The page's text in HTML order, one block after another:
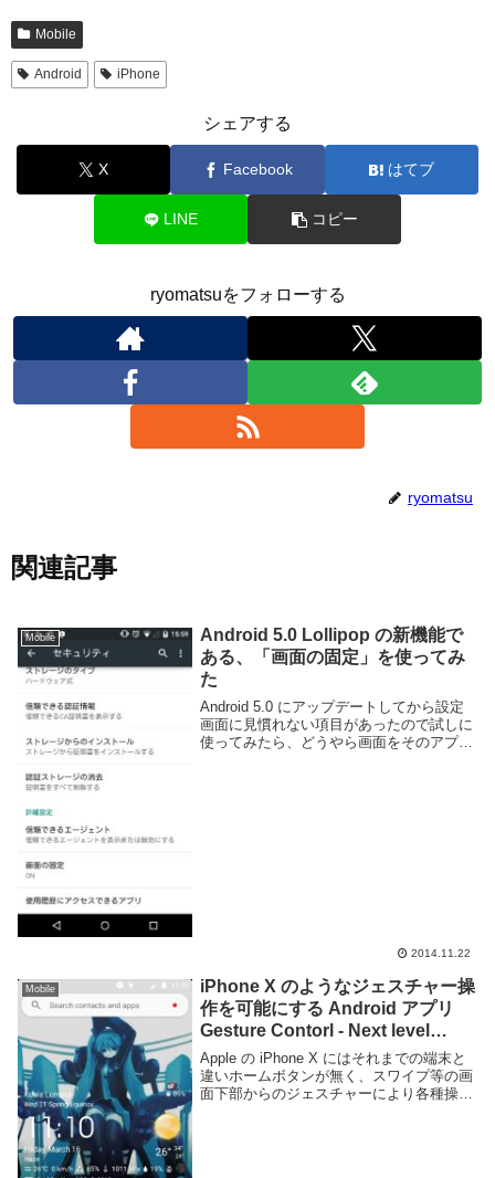
Mobile
Android iPhone
シェアする
X Facebook はてブ
LINE コピー
ryomatsuをフォローする
ryomatsu
関連記事
Mobile
Android 5.0 Lollipop の新機能で
ある、「画面の固定」を使ってみ
た
Android 5.0 にアップデートしてから設定
画面に見慣れない項目があったので試しに
使ってみたら、どうやら画面をそのアプリ
2014.11.22
Mobile
iPhone X のようなジェスチャー操
作を可能にする Android アプリ
Gesture Contorl - Next level
navigation
Apple の iPhone X にはそれまでの端末と
違いホームボタンが無く、スワイプ等の画
面下部からのジェスチャーにより各種操作